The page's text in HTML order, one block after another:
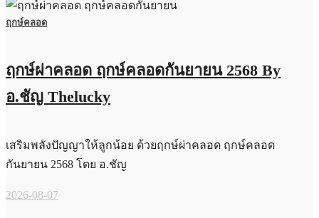
ฤกษ์คลอด
ฤกษ์ผ่าคลอด ฤกษ์คลอดกันยายน 2568 By
อ.ชัญ Thelucky
เสริมพลังปัญญาให้ลูกน้อย ด้วยฤกษ์ผ่าคลอด ฤกษ์คลอด
กันยายน 2568 โดย อ.ชัญ
2026-08-07